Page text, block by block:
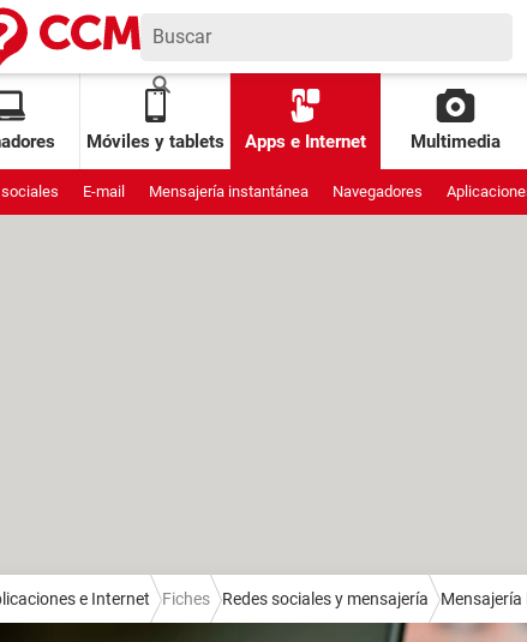
Móviles y tablets Apps e Internet Multimedia
E-mail Mensajería instantánea Navegadores
e Internet Fiches Redes sociales y mensajería